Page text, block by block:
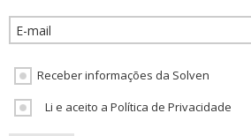
Receber informações da Solven
Li e aceito a Política de Privacidade